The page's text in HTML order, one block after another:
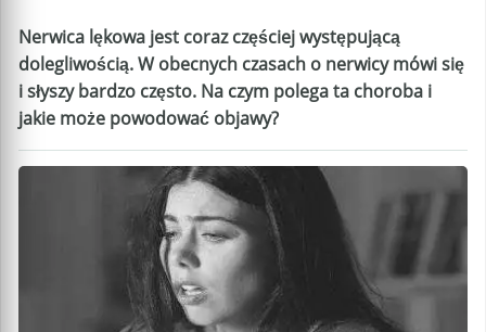
Nerwica lękowa jest coraz częściej występującą
dolegliwością. W obecnych czasach o nerwicy mówi się
i słyszy bardzo często. Na czym polega ta choroba i
jakie może powodować objawy?